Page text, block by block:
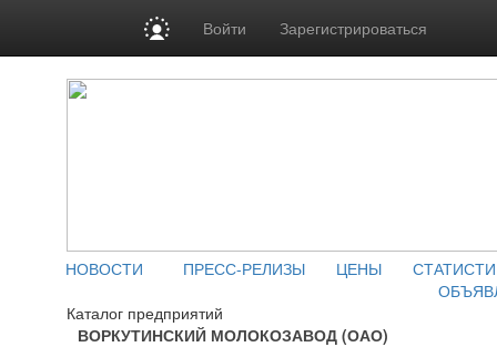
Войти Зарегистрироваться
НОВОСТИ ПРЕСС-РЕЛИЗЫ ЦЕНЫ
Каталог предприятий
ВОРКУТИНСКИЙ МОЛОКОЗАВОД (ОАО)